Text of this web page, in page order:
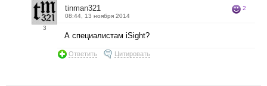
3
tinman321
08:44, 13 ноября 2014
2
А специалистам iSight?
Ответить Цитировать